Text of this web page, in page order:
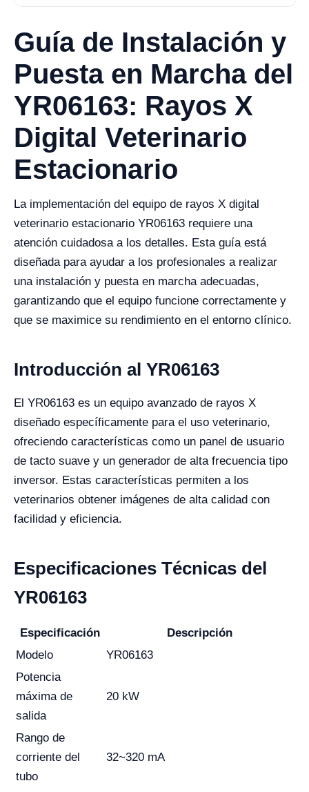
Guía de Instalación y
Puesta en Marcha del
YR06163: Rayos X
Digital Veterinario
Estacionario
La implementación del equipo de rayos X digital
veterinario estacionario YR06163 requiere una
atención cuidadosa a los detalles. Esta guía está
diseñada para ayudar a los profesionales a realizar
una instalación y puesta en marcha adecuadas,
garantizando que el equipo funcione correctamente y
que se maximice su rendimiento en el entorno clínico.
Introducción al YR06163
El YR06163 es un equipo avanzado de rayos X
diseñado específicamente para el uso veterinario,
ofreciendo características como un panel de usuario
de tacto suave y un generador de alta frecuencia tipo
inversor. Estas características permiten a los
veterinarios obtener imágenes de alta calidad con
facilidad y eficiencia.
Especificaciones Técnicas del
YR06163
Especificación
Descripción
Modelo
YR06163
Potencia
máxima de
salida
20 kW
Rango de
corriente del
tubo
32~320 mA